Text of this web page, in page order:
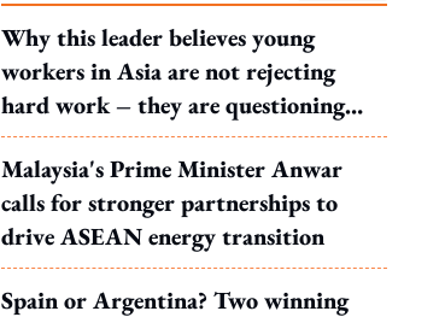
Why this leader believes young
workers in Asia are not rejecting
hard work – they are questioning
what it leads to
Malaysia's Prime Minister Anwar
calls for stronger partnerships to
drive ASEAN energy transition
Spain or Argentina? Two winning